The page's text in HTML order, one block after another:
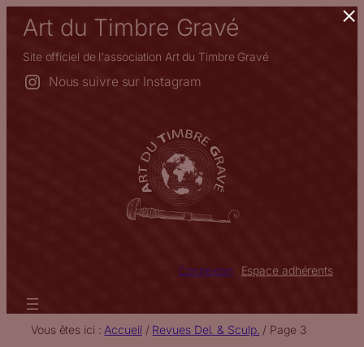
Aller
contenu
Art du Timbre Gravé
Site officiel de l'association Art du Timbre Gravé
Nous suivre sur Instagram
Connexion Espace adhérents
Vous êtes ici : Accueil / Revues Del. & Sculp. / Page 3
×